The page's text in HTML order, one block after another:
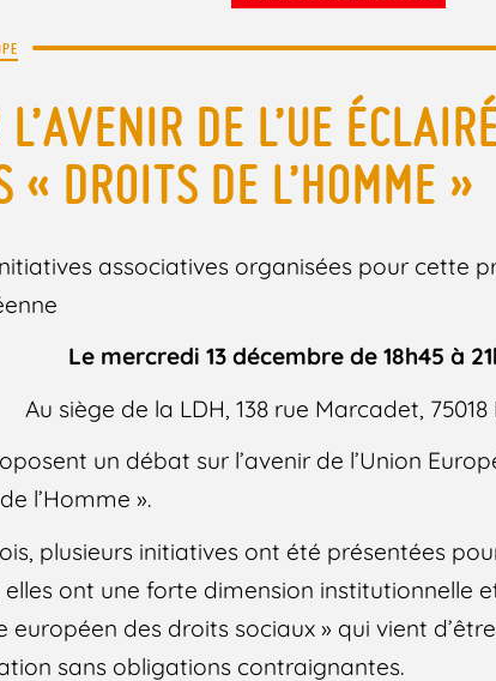
DE L’UE
« DROITS DE L’HOMME »
associatives organisées pour cette
Le mercredi 13 décembre de 18h45 à
Au siège de la LDH, 138 rue Marcadet, 75018
un débat sur l’avenir de l’Union
l’Homme ».
plusieurs initiatives ont été présentées
elles ont une forte dimension institutionnelle
européen des droits sociaux » qui vient
sans obligations contraignantes.